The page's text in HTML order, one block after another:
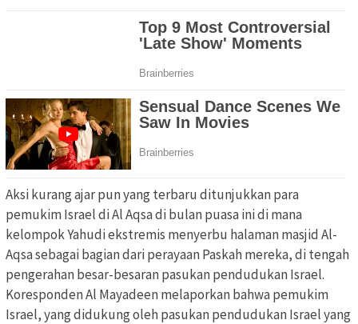
Aksi kurang ajar pun yang terbaru ditunjukkan para
pemukim Israel di Al Aqsa di bulan puasa ini di mana
kelompok Yahudi ekstremis menyerbu halaman masjid Al-
Aqsa sebagai bagian dari perayaan Paskah mereka, di tengah
pengerahan besar-besaran pasukan pendudukan Israel.
Koresponden Al Mayadeen melaporkan bahwa pemukim
Israel, yang didukung oleh pasukan pendudukan Israel yang